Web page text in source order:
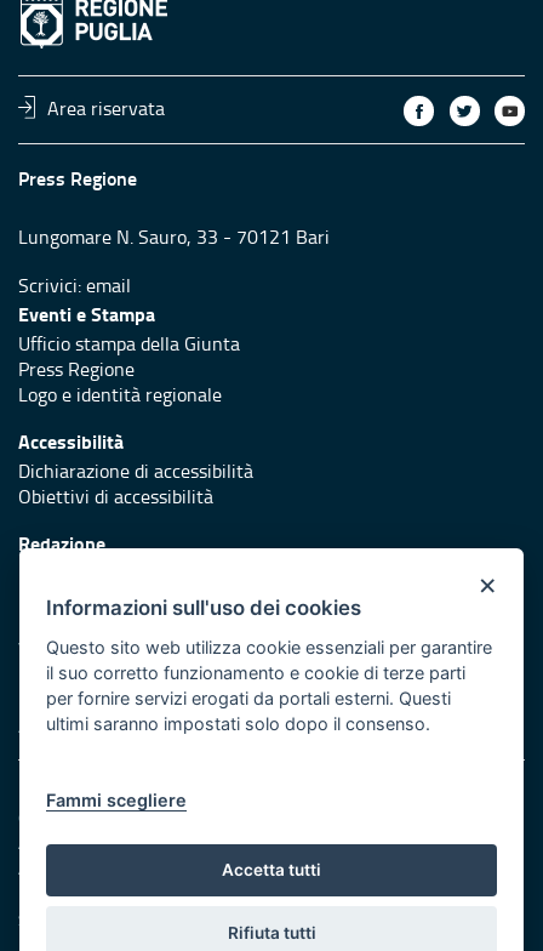
Area riservata
Press Regione
Lungomare N. Sauro, 33 - 70121 Bari
Scrivici:email
Eventi e Stampa
Ufficio stampa della Giunta
Press Regione
Logo e identità regionale
Accessibilità
Dichiarazione di accessibilità
Obiettivi di accessibilità
Redazione
Protezione civile
Vai al sito di Protezione Civile Puglia
Iniziativa finanziata con risorse del POR Puglia 2014/2020 -
Asse XI
Note legali
Cookie e privacy
Amministrazione trasparente
Atti di notifica
Feed RSS
Servizi Intranet
×
Informazioni sull'uso dei cookies
Questo sito web utilizza cookie essenziali per garantire
il suo corretto funzionamento e cookie di terze parti
per fornire servizi erogati da portali esterni. Questi
ultimi saranno impostati solo dopo il consenso.
Fammi scegliere
Accetta tutti
Rifiuta tutti